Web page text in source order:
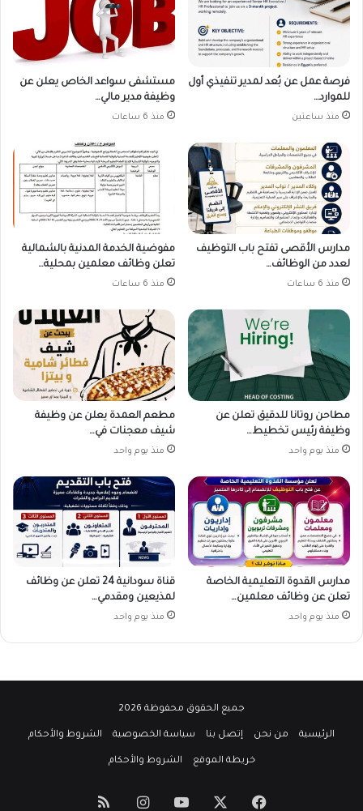
فرصة عمل عن بُعد لمدير تنفيذي أول
للموارد…
منذ ساعتين
مستشفى سواعد الخاص يعلن عن
وظيفة مدير مالي…
منذ 6 ساعات
مدارس الأقصى تفتح باب التوظيف
لعدد من الوظائف…
منذ 6 ساعات
مفوضية الخدمة المدنية بالشمالية
تعلن وظائف معلمين بمحلية…
منذ 6 ساعات
مطاحن روتانا للدقيق تعلن عن
وظيفة رئيس تخطيط…
منذ يوم واحد
مطعم العمدة يعلن عن وظيفة
شيف معجنات في…
منذ يوم واحد
مدارس القدوة التعليمية الخاصة
تعلن عن وظائف معلمين…
منذ يوم واحد
قناة سودانية 24 تعلن عن وظائف
لمذيعين ومقدمي…
منذ يوم واحد
جميع الحقوق محفوظة 2026
الرئيسية من نحن إتصل بنا سياسة الخصوصية الشروط والأحكام
خريطة الموقع الشروط والأحكام
فيسبوك ‫YouTubeانستقرامملخص